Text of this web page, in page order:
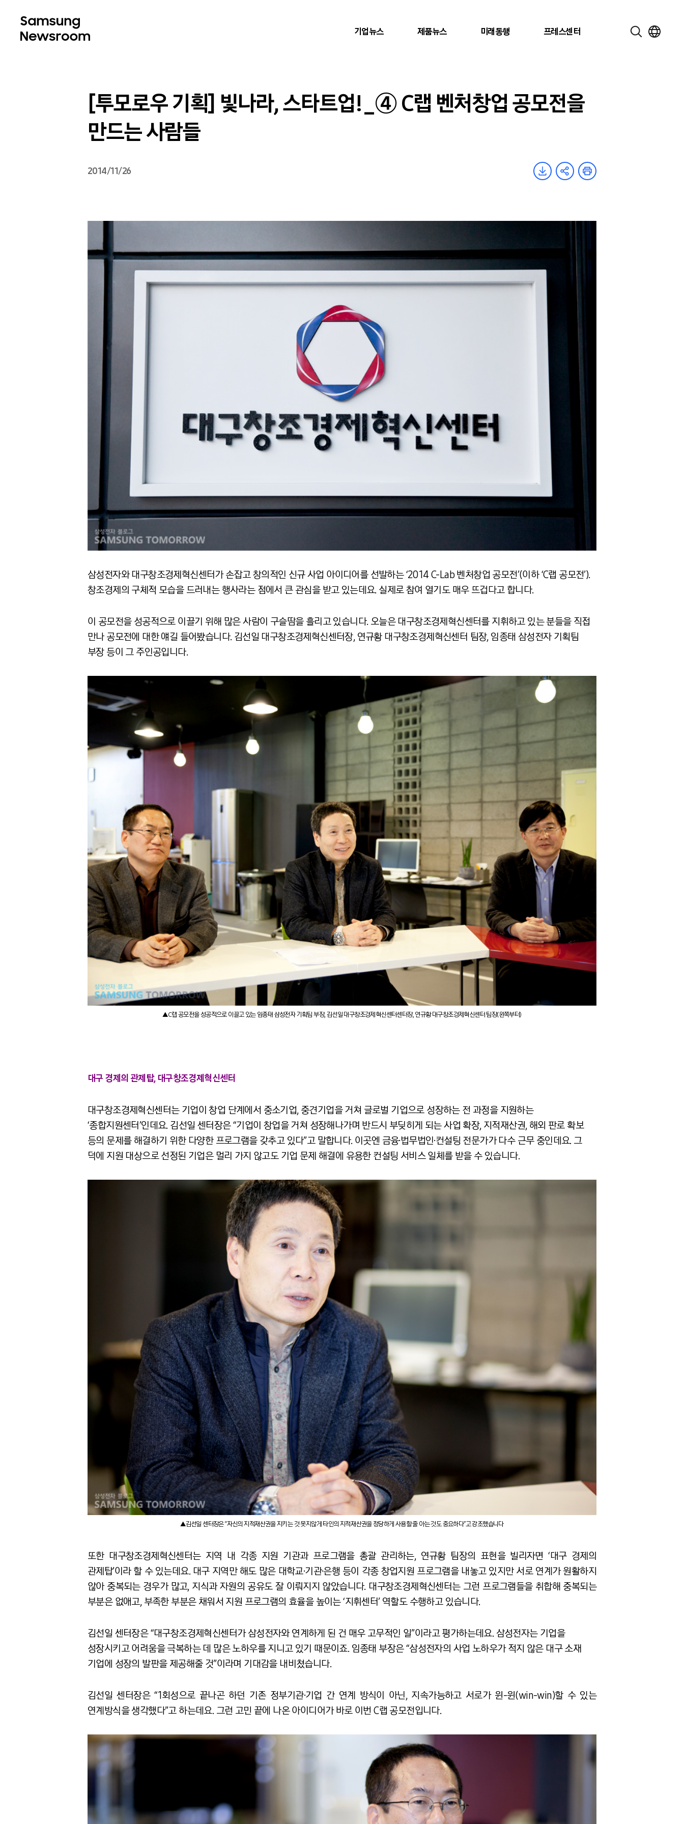
기업뉴스 제품뉴스 미래동행 프레스센터
[투모로우 기획] 빛나라, 스타트업!_④ C랩 벤처창업 공모전을
만드는 사람들
2014/11/26
삼성전자와 대구창조경제혁신센터가 손잡고 창의적인 신규 사업 아이디어를 선발하는 ‘2014 C-Lab 벤처창업 공모전’(이하 ‘C랩 공모전’).
창조경제의 구체적 모습을 드러내는 행사라는 점에서 큰 관심을 받고 있는데요. 실제로 참여 열기도 매우 뜨겁다고 합니다.
이 공모전을 성공적으로 이끌기 위해 많은 사람이 구슬땀을 흘리고 있습니다. 오늘은 대구창조경제혁신센터를 지휘하고 있는 분들을 직접
만나 공모전에 대한 얘길 들어봤습니다. 김선일 대구창조경제혁신센터장, 연규황 대구창조경제혁신센터 팀장, 임종태 삼성전자 기획팀
부장 등이 그 주인공입니다.
▲C랩 공모전을 성공적으로 이끌고 있는 임종태 삼성전자 기획팀 부장, 김선일 대구창조경제혁신센터센터장, 연규황 대구창조경제혁신센터 팀장(왼쪽부터)
대구 경제의 관제탑, 대구창조경제혁신센터
대구창조경제혁신센터는 기업이 창업 단계에서 중소기업, 중견기업을 거쳐 글로벌 기업으로 성장하는 전 과정을 지원하는
‘종합지원센터’인데요. 김선일 센터장은 “기업이 창업을 거쳐 성장해나가며 반드시 부딪히게 되는 사업 확장, 지적재산권, 해외 판로 확보
등의 문제를 해결하기 위한 다양한 프로그램을 갖추고 있다”고 말합니다. 이곳엔 금융·법무법인·컨설팅 전문가가 다수 근무 중인데요. 그
덕에 지원 대상으로 선정된 기업은 멀리 가지 않고도 기업 문제 해결에 유용한 컨설팅 서비스 일체를 받을 수 있습니다.
▲김선일 센터장은 “자신의 지적재산권을 지키는 것 못지않게 타인의 지적재산권을 정당하게 사용할 줄 아는 것도 중요하다”고 강조했습니다
또한 대구창조경제혁신센터는 지역 내 각종 지원 기관과 프로그램을 총괄 관리하는, 연규황 팀장의 표현을 빌리자면 ‘대구 경제의
관제탑’이라 할 수 있는데요. 대구 지역만 해도 많은 대학교·기관·은행 등이 각종 창업지원 프로그램을 내놓고 있지만 서로 연계가 원활하지
않아 중복되는 경우가 많고, 지식과 자원의 공유도 잘 이뤄지지 않았습니다. 대구창조경제혁신센터는 그런 프로그램들을 취합해 중복되는
부분은 없애고, 부족한 부분은 채워서 지원 프로그램의 효율을 높이는 ‘지휘센터’ 역할도 수행하고 있습니다.
김선일 센터장은 “대구창조경제혁신센터가 삼성전자와 연계하게 된 건 매우 고무적인 일”이라고 평가하는데요. 삼성전자는 기업을
성장시키고 어려움을 극복하는 데 많은 노하우를 지니고 있기 때문이죠. 임종태 부장은 “삼성전자의 사업 노하우가 적지 않은 대구 소재
기업에 성장의 발판을 제공해줄 것”이라며 기대감을 내비쳤습니다.
김선일 센터장은 “1회성으로 끝나곤 하던 기존 정부기관·기업 간 연계 방식이 아닌, 지속가능하고 서로가 윈-윈(win-win)할 수 있는
연계방식을 생각했다”고 하는데요. 그런 고민 끝에 나온 아이디어가 바로 이번 C랩 공모전입니다.